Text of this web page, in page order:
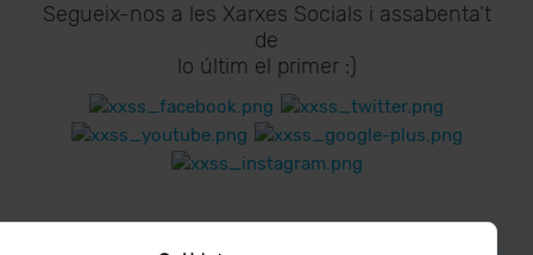
Segueix-nos a les Xarxes Socials i assabenta’t
de
lo últim el primer :)